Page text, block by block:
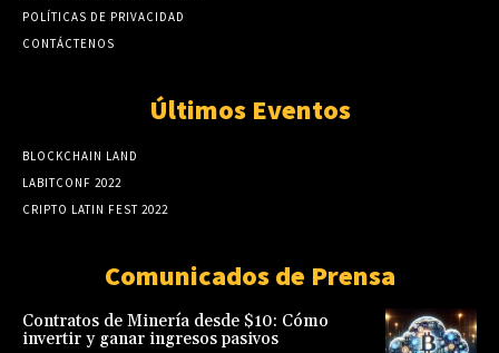
POLÍTICAS DE PRIVACIDAD
CONTÁCTENOS
Últimos Eventos
BLOCKCHAIN LAND
LABITCONF 2022
CRIPTO LATIN FEST 2022
Comunicados de Prensa
Contratos de Minería desde $10: Cómo
invertir y ganar ingresos pasivos